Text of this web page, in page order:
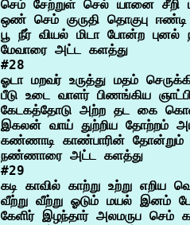
செம் சேற்றுள் செல் யானை சீறி
ஒண் செம் குருதி தொகுபு
பூ நீர் வியல் மிடா போன்ற புனல்
மேவாரை அட்ட களத்து
#28
ஓடா மறவர் உருத்து மதம்
பீடு உடை வாளர் பிணங்கிய
கேடகத்தோடு அற்ற தட கை
இகலன் வாய் துற்றிய தோற்றம்
கண்ணாடி காண்பாரின் தோன்றும்
நண்ணாரை அட்ட களத்து
#29
கடி காவில் காற்று உற்று எறிய
வீற்று வீற்று ஓடும் மயல் இனம்
கேளிர் இழந்தார் அலமருப செம்